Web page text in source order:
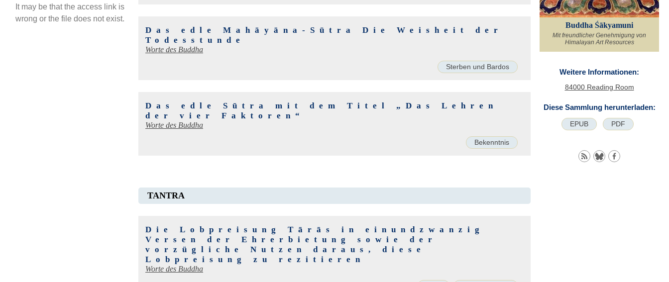
It may be that the access link is
wrong or the file does not exist.
Das edle Mahāyāna-Sūtra Die Weisheit der
Todesstunde
Worte des Buddha
Sterben und Bardos
Das edle Sūtra mit dem Titel „Das Lehren
der vier Faktoren“
Worte des Buddha
Bekenntnis
TANTRA
Die Lobpreisung Tārās in einundzwanzig
Versen der Ehrerbietung sowie der
vorzügliche Nutzen daraus, diese
Lobpreisung zu rezitieren
Worte des Buddha
Buddha Śākyamuni
Mit freundlicher Genehmigung von
Himalayan Art Resources
Weitere Informationen:
84000 Reading Room
Diese Sammlung herunterladen:
EPUB PDF